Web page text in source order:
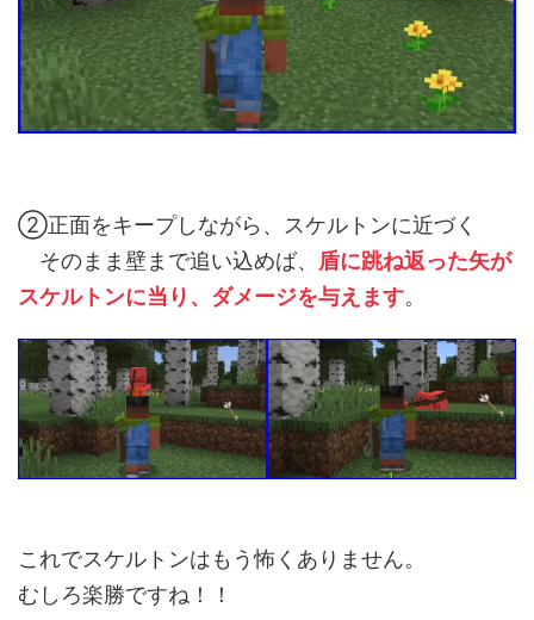
②正面をキープしながら、スケルトンに近づく
そのまま壁まで追い込めば、 盾に跳ね返った矢が
スケルトンに当り、ダメージを与えます。
これでスケルトンはもう怖くありません。
むしろ楽勝ですね！！